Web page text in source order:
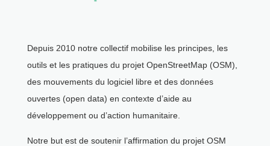
Depuis 2010 notre collectif mobilise les principes, les
outils et les pratiques du projet OpenStreetMap (OSM),
des mouvements du logiciel libre et des données
ouvertes (open data) en contexte d’aide au
développement ou d’action humanitaire.
Notre but est de soutenir l’affirmation du projet OSM